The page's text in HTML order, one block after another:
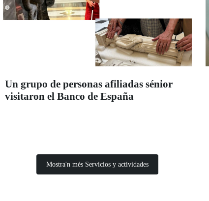
Un grupo de personas afiliadas sénior
visitaron el Banco de España
Mostra'n més Servicios y actividades